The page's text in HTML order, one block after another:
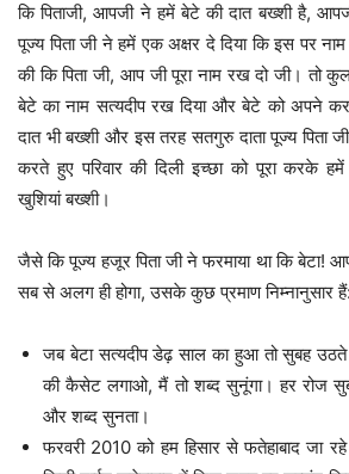
कि पिताजी, आपजी ने हमें बेटे की दात बख्शी है,
पूज्य पिता जी ने हमें एक अक्षर दे दिया कि इस पर
की कि पिता जी, आप जी पूरा नाम रख दो जी। तो
बेटे का नाम सत्यदीप रख दिया और बेटे को अपने
दात भी बख्शी और इस तरह सतगुरु दाता पूज्य पिता
करते हुए परिवार की दिली इच्छा को पूरा करके हमें
खुशियां बख्शी।
जैसे कि पूज्य हजूर पिता जी ने फरमाया था कि बेटा!
सब से अलग ही होगा, उसके कुछ प्रमाण निम्नानुसार
जब बेटा सत्यदीप डेढ़ साल का हुआ तो सुबह उठते
की कैसेट लगाओ, मैं तो शब्द सुनूंगा। हर रोज
और शब्द सुनता।
फरवरी 2010 को हम हिसार से फतेहाबाद जा